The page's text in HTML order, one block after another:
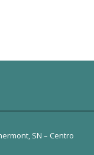
SN – Centro